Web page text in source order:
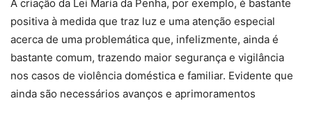
A criação da Lei Maria da Penha, por exemplo, é bastante
positiva à medida que traz luz e uma atenção especial
acerca de uma problemática que, infelizmente, ainda é
bastante comum, trazendo maior segurança e vigilância
nos casos de violência doméstica e familiar. Evidente que
ainda são necessários avanços e aprimoramentos